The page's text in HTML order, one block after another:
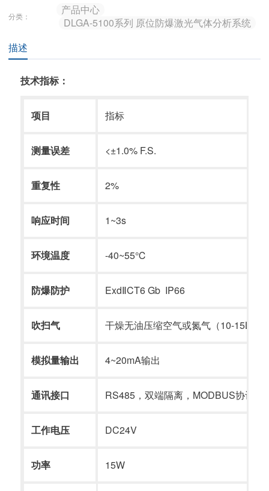
分类：
产品中心
DLGA-5100系列 原位防爆激光气体分析系统
描述
技术指标：
项目 指标
测量误差 <±1.0% F.S.
重复性 2%
响应时间 1~3s
环境温度 -40~55℃
防爆防护 ExdⅡCT6 Gb IP66
吹扫气 干燥无油压缩空气或氮气（10-15L/
模拟量输出 4~20mA输出
通讯接口 RS485，双端隔离，MODBUS协议
工作电压 DC24V
功率 15W